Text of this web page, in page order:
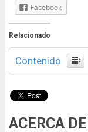
Facebook
Relacionado
Contenido
ACERCA